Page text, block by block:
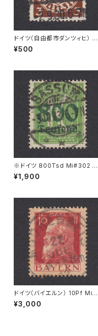
ドイツ（自由都市ダンツィヒ） 3P
f Mi#216 使用済み切手｜DA
NZIG 2.9.1930
¥500
※ドイツ 800Tsd Mi#302 A
使用済み切手｜BASSUM 3.1
0.1923
¥1,900
ドイツ（バイエルン） 10Pf Mi#7
8 使用済み切手｜MOORENW
EIS 22.JUL.1912
¥3,000